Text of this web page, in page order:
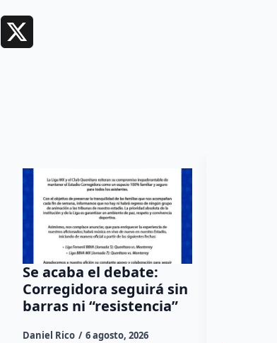
Facebook
Se acaba el debate:
Corregidora seguirá sin
barras ni “resistencia”
Daniel Rico 6 agosto, 2026